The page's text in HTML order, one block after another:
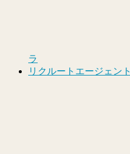
ラ
リクルートエージェント